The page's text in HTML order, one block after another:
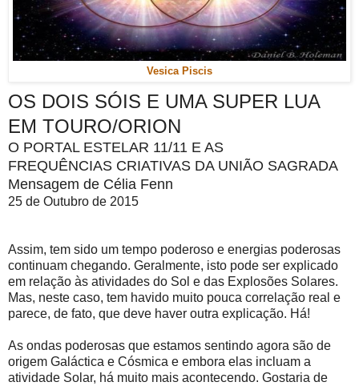
Vesica Piscis
OS DOIS SÓIS E UMA SUPER LUA
EM TOURO/ORION
O PORTAL ESTELAR 11/11 E AS
FREQUÊNCIAS CRIATIVAS DA UNIÃO SAGRADA
Mensagem de Célia Fenn
25 de Outubro de 2015
Assim, tem sido um tempo poderoso e energias poderosas
continuam chegando. Geralmente, isto pode ser explicado
em relação às atividades do Sol e das Explosões Solares.
Mas, neste caso, tem havido muito pouca correlação real e
parece, de fato, que deve haver outra explicação. Há!
As ondas poderosas que estamos sentindo agora são de
origem Galáctica e Cósmica e embora elas incluam a
atividade Solar, há muito mais acontecendo. Gostaria de